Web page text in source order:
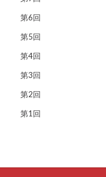
第6回
第5回
第4回
第3回
第2回
第1回